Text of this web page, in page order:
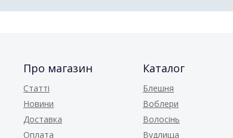
Про магазин
Статті
Новини
Доставка
Оплата
Каталог
Блешня
Воблери
Волосінь
Вудлища